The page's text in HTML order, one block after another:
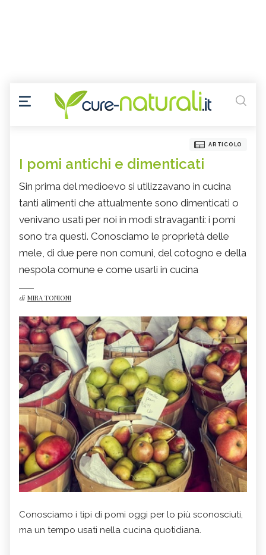
ARTICOLO
I pomi antichi e dimenticati
Sin prima del medioevo si utilizzavano in cucina
tanti alimenti che attualmente sono dimenticati o
venivano usati per noi in modi stravaganti: i pomi
sono tra questi. Conosciamo le proprietà delle
mele, di due pere non comuni, del cotogno e della
nespola comune e come usarli in cucina
di MIRA TONIONI
Conosciamo i tipi di pomi oggi per lo più sconosciuti,
ma un tempo usati nella cucina quotidiana.